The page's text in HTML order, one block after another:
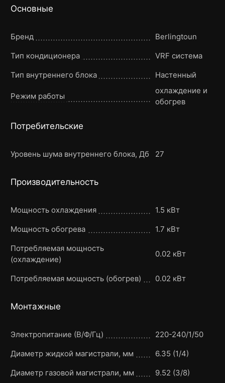
Основные
Бренд
Berlingtoun
Тип кондиционера
VRF система
Тип внутреннего блока
Настенный
Режим работы
охлаждение и
обогрев
Потребительские
Уровень шума внутреннего блока, Дб 27
Производительность
Мощность охлаждения
1.5 кВт
Мощность обогрева
1.7 кВт
Потребляемая мощность
(охлаждение)
0.02 кВт
Потребляемая мощность (обогрев) 0.02 кВт
Монтажные
Электропитание (В/Ф/Гц)
220-240/1/50
Диаметр жидкой магистрали, мм
6.35 (1/4)
Диаметр газовой магистрали, мм
9.52 (3/8)